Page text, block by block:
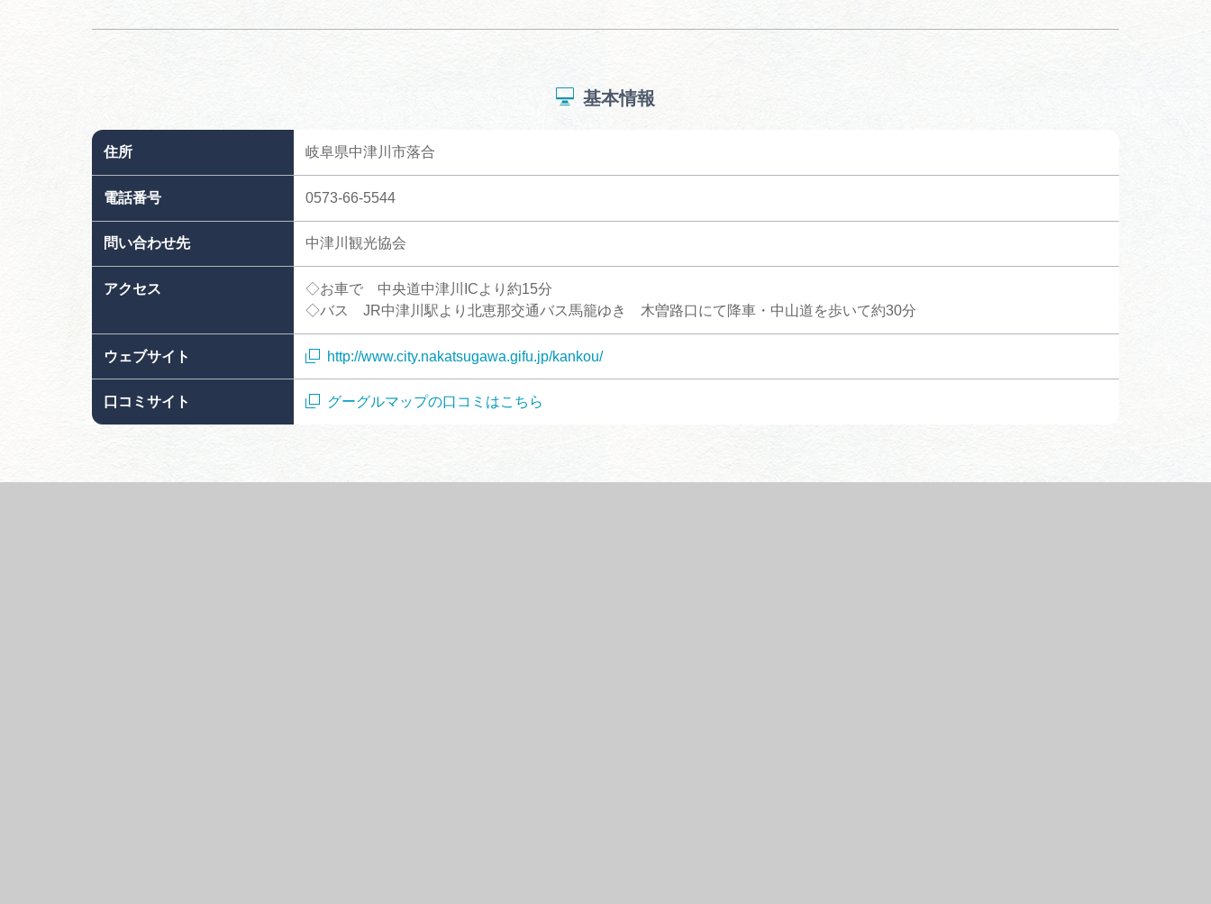
基本情報
住所 岐阜県中津川市落合
電話番号 0573-66-5544
問い合わせ先 中津川観光協会
アクセス
◇お車で 中央道中津川ICより約15分
◇バス JR中津川駅より北恵那交通バス馬籠ゆき 木曽路口にて降車・中山道を歩いて約30分
ウェブサイト http://www.city.nakatsugawa.gifu.jp/kankou/
口コミサイト グーグルマップの口コミはこちら